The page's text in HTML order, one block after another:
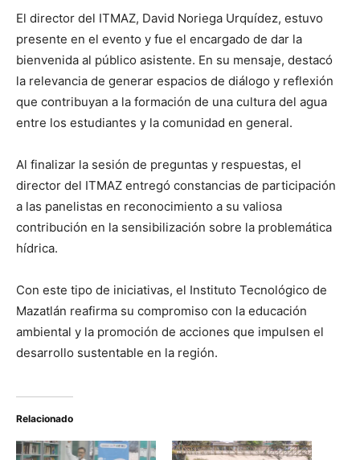
El director del ITMAZ, David Noriega Urquídez, estuvo
presente en el evento y fue el encargado de dar la
bienvenida al público asistente. En su mensaje, destacó
la relevancia de generar espacios de diálogo y reflexión
que contribuyan a la formación de una cultura del agua
entre los estudiantes y la comunidad en general.
Al finalizar la sesión de preguntas y respuestas, el
director del ITMAZ entregó constancias de participación
a las panelistas en reconocimiento a su valiosa
contribución en la sensibilización sobre la problemática
hídrica.
Con este tipo de iniciativas, el Instituto Tecnológico de
Mazatlán reafirma su compromiso con la educación
ambiental y la promoción de acciones que impulsen el
desarrollo sustentable en la región.
Relacionado